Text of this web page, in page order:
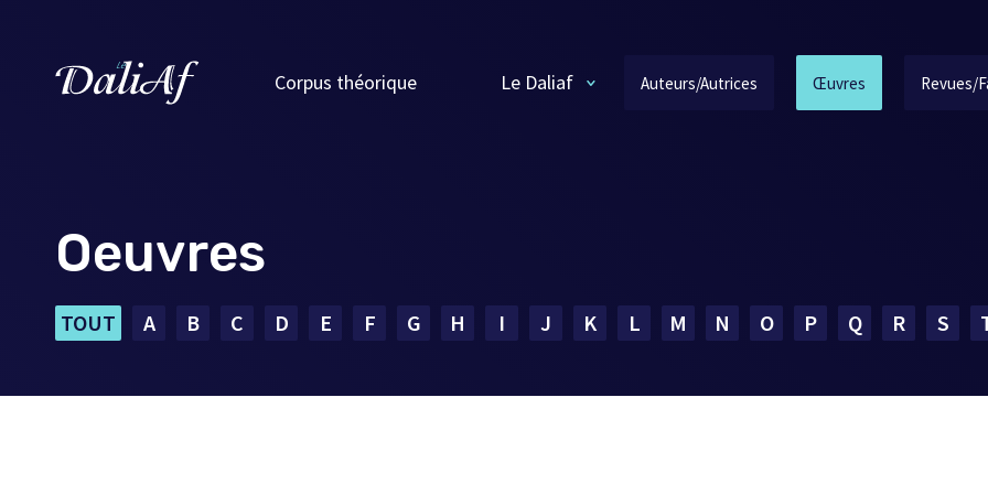
Corpus théorique Le Daliaf Auteurs/Autrices Œuvres Revues/
Oeuvres
TOUT A B C D E F G H I J K L M N O P Q R S